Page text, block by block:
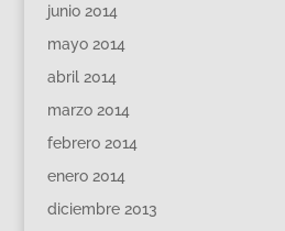
junio 2014
mayo 2014
abril 2014
marzo 2014
febrero 2014
enero 2014
diciembre 2013